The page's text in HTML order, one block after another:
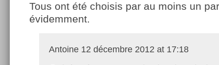
Tous ont été choisis par au moins un
évidemment.
Antoine 12 décembre 2012 at 17:18